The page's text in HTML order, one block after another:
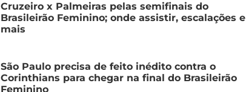
Cruzeiro x Palmeiras pelas semifinais do
Brasileirão Feminino; onde assistir, escalações e
mais
São Paulo precisa de feito inédito contra o
Corinthians para chegar na final do Brasileirão
Feminino